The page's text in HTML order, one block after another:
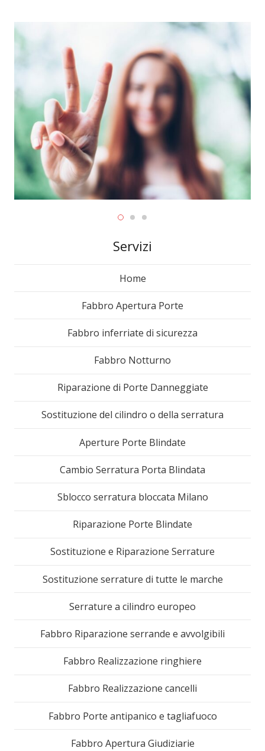
Servizi
Home
Fabbro Apertura Porte
Fabbro inferriate di sicurezza
Fabbro Notturno
Riparazione di Porte Danneggiate
Sostituzione del cilindro o della serratura
Aperture Porte Blindate
Cambio Serratura Porta Blindata
Sblocco serratura bloccata Milano
Riparazione Porte Blindate
Sostituzione e Riparazione Serrature
Sostituzione serrature di tutte le marche
Serrature a cilindro europeo
Fabbro Riparazione serrande e avvolgibili
Fabbro Realizzazione ringhiere
Fabbro Realizzazione cancelli
Fabbro Porte antipanico e tagliafuoco
Fabbro Apertura Giudiziarie